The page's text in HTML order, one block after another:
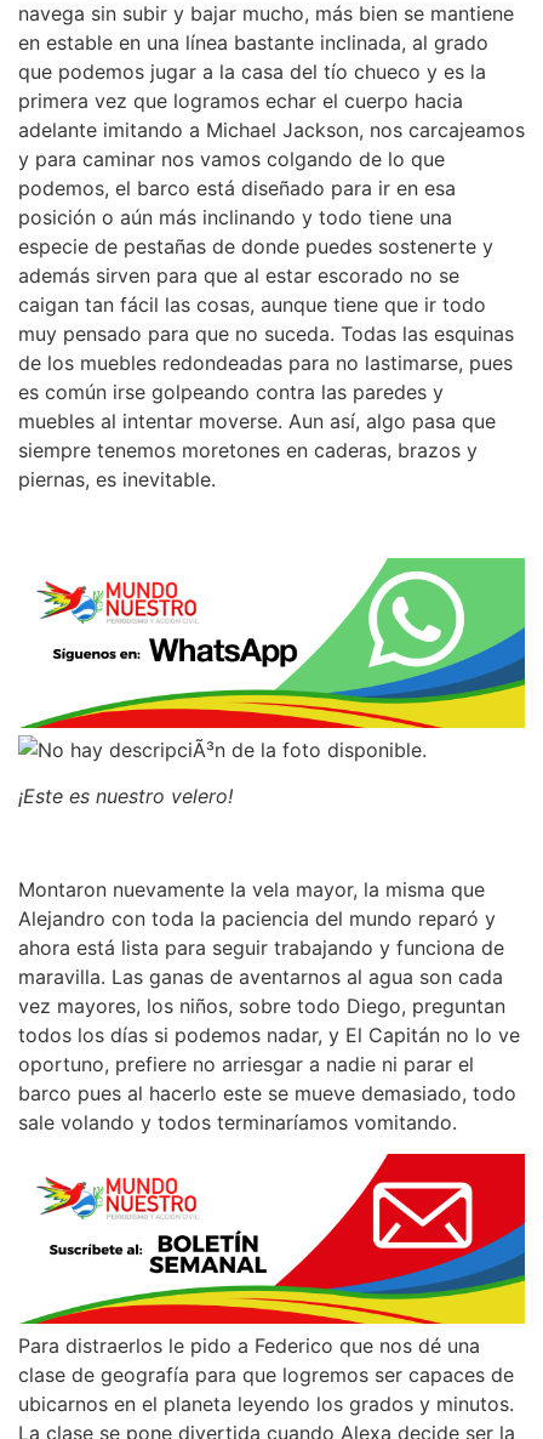
navega sin subir y bajar mucho, más bien se mantiene
en estable en una línea bastante inclinada, al grado
que podemos jugar a la casa del tío chueco y es la
primera vez que logramos echar el cuerpo hacia
adelante imitando a Michael Jackson, nos carcajeamos
y para caminar nos vamos colgando de lo que
podemos, el barco está diseñado para ir en esa
posición o aún más inclinando y todo tiene una
especie de pestañas de donde puedes sostenerte y
además sirven para que al estar escorado no se
caigan tan fácil las cosas, aunque tiene que ir todo
muy pensado para que no suceda. Todas las esquinas
de los muebles redondeadas para no lastimarse, pues
es común irse golpeando contra las paredes y
muebles al intentar moverse. Aun así, algo pasa que
siempre tenemos moretones en caderas, brazos y
piernas, es inevitable.
¡Este es nuestro velero!
Montaron nuevamente la vela mayor, la misma que
Alejandro con toda la paciencia del mundo reparó y
ahora está lista para seguir trabajando y funciona de
maravilla. Las ganas de aventarnos al agua son cada
vez mayores, los niños, sobre todo Diego, preguntan
todos los días si podemos nadar, y El Capitán no lo ve
oportuno, prefiere no arriesgar a nadie ni parar el
barco pues al hacerlo este se mueve demasiado, todo
sale volando y todos terminaríamos vomitando.
Para distraerlos le pido a Federico que nos dé una
clase de geografía para que logremos ser capaces de
ubicarnos en el planeta leyendo los grados y minutos.
La clase se pone divertida cuando Alexa decide ser la